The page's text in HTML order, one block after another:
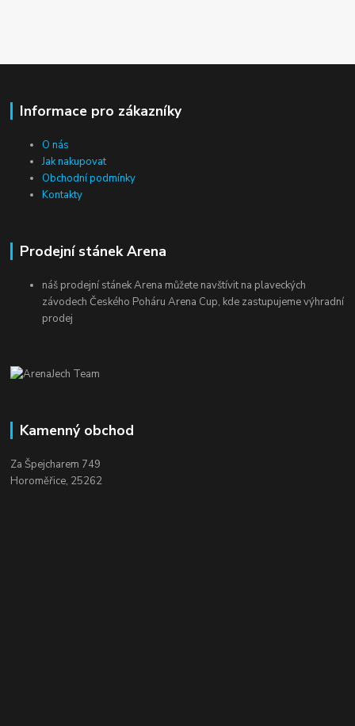
Informace pro zákazníky
O nás
Jak nakupovat
Obchodní podmínky
Kontakty
Prodejní stánek Arena
náš prodejní stánek Arena můžete navštívit na plaveckých
závodech Českého Poháru Arena Cup, kde zastupujeme výhradní
prodej
Kamenný obchod
Za Špejcharem 749
Horoměřice, 25262